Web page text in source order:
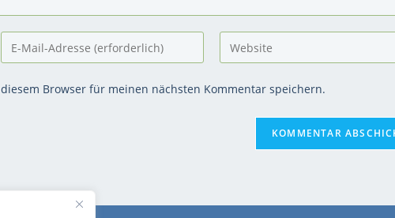
Browser für meinen nächsten Kommentar speichern.